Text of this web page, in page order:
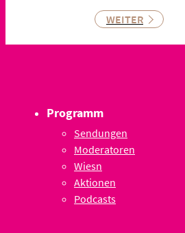
WEITER
Programm
Sendungen
Moderatoren
Wiesn
Aktionen
Podcasts